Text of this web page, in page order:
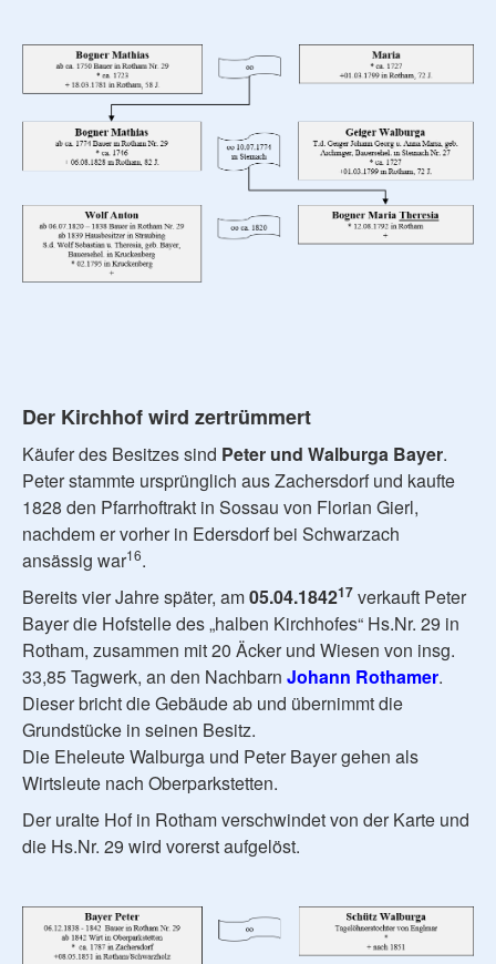
Der Kirchhof wird zertrümmert
Käufer des Besitzes sind Peter und Walburga Bayer.
Peter stammte ursprünglich aus Zachersdorf und kaufte
1828 den Pfarrhoftrakt in Sossau von Florian Gierl,
nachdem er vorher in Edersdorf bei Schwarzach
ansässig war16.
Bereits vier Jahre später, am05.04.184217 verkauft Peter
Bayer die Hofstelle des „halben Kirchhofes“ Hs.Nr. 29 in
Rotham, zusammen mit 20 Äcker und Wiesen von insg.
33,85 Tagwerk, an den Nachbarn Johann Rothamer.
Dieser bricht die Gebäude ab und übernimmt die
Grundstücke in seinen Besitz.
Die Eheleute Walburga und Peter Bayer gehen als
Wirtsleute nach Oberparkstetten.
Der uralte Hof in Rotham verschwindet von der Karte und
die Hs.Nr. 29 wird vorerst aufgelöst.